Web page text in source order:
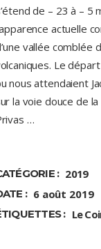
de – 23 à – 5
actuelle
vallée comblée
Le
nous attendaient
la voie douce de
…
: 2019
: 6 août 2019
: Le